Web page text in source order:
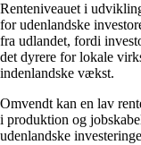
Renteniveauet i
for udenlandske
fra udlandet, fordi
det dyrere for lokale
indenlandske vækst.
Omvendt kan en lav
i produktion og
udenlandske